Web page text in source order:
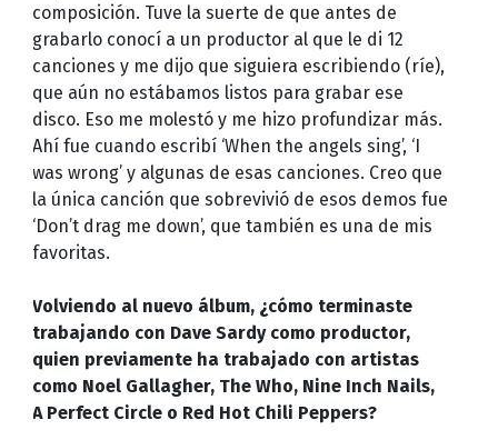
composición. Tuve la suerte de que antes de
grabarlo conocí a un productor al que le di 12
canciones y me dijo que siguiera escribiendo (ríe),
que aún no estábamos listos para grabar ese
disco. Eso me molestó y me hizo profundizar más.
Ahí fue cuando escribí ‘When the angels sing’, ‘I
was wrong’ y algunas de esas canciones. Creo que
la única canción que sobrevivió de esos demos fue
‘Don’t drag me down’, que también es una de mis
favoritas.
Volviendo al nuevo álbum, ¿cómo terminaste
trabajando con Dave Sardy como productor,
quien previamente ha trabajado con artistas
como Noel Gallagher, The Who, Nine Inch Nails,
A Perfect Circle o Red Hot Chili Peppers?